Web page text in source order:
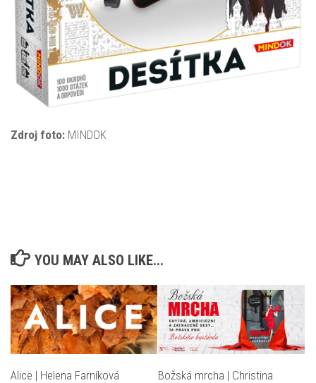
Zdroj foto: MINDOK
YOU MAY ALSO LIKE...
Alice | Helena Farníková
Božská mrcha | Christina